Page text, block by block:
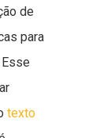
de
para
texto